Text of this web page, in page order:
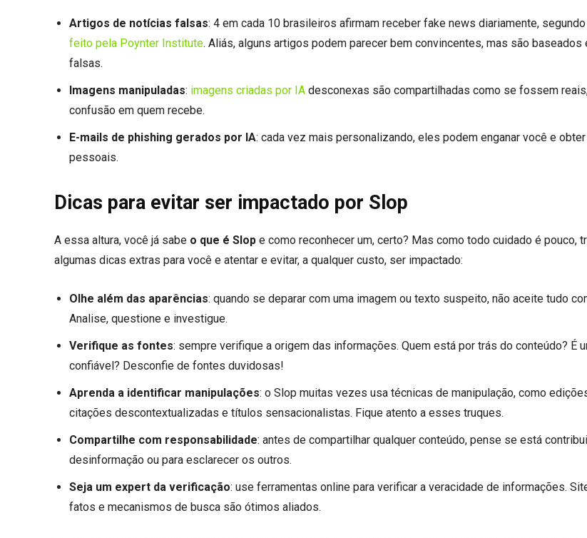
Artigos de notícias falsas: 4 em cada 10 brasileiros afirmam receber fake news diariamente,
feito pela Poynter Institute. Aliás, alguns artigos podem parecer bem convincentes, mas são baseados
falsas.
Imagens manipuladas: imagens criadas por IA desconexas são compartilhadas como se fossem
confusão em quem recebe.
E-mails de phishing gerados por IA: cada vez mais personalizando, eles podem enganar você e
pessoais.
Dicas para evitar ser impactado por Slop
A essa altura, você já sabe o que é Slop e como reconhecer um, certo? Mas como todo cuidado é pouco,
algumas dicas extras para você e atentar e evitar, a qualquer custo, ser impactado:
Olhe além das aparências: quando se deparar com uma imagem ou texto suspeito, não aceite tudo
Analise, questione e investigue.
Verifique as fontes: sempre verifique a origem das informações. Quem está por trás do conteúdo? É
confiável? Desconfie de fontes duvidosas!
Aprenda a identificar manipulações: o Slop muitas vezes usa técnicas de manipulação, como
citações descontextualizadas e títulos sensacionalistas. Fique atento a esses truques.
Compartilhe com responsabilidade: antes de compartilhar qualquer conteúdo, pense se está
desinformação ou para esclarecer os outros.
Seja um expert da verificação: use ferramentas online para verificar a veracidade de informações.
fatos e mecanismos de busca são ótimos aliados.